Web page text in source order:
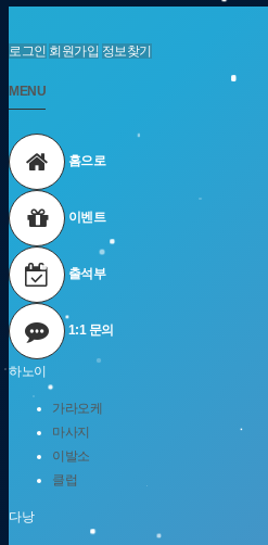
로그인 회원가입 정보찾기
MENU
홈으로
이벤트
출석부
1:1 문의
하노이
가라오케
마사지
이발소
클럽
다낭